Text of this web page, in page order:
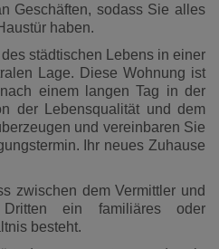
Geschäften, sodass Sie alles
haben.
städtischen Lebens in einer
Lage. Diese Wohnung ist
einem langen Tag in der
der Lebensqualität und dem
und vereinbaren Sie
Ihr neues Zuhause
zwischen dem Vermittler und
ein familiäres oder
besteht.